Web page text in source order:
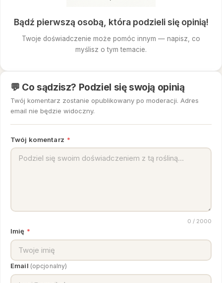
Bądź pierwszą osobą, która podzieli się opinią!
Twoje doświadczenie może pomóc innym — napisz, co
myślisz o tym temacie.
💬 Co sądzisz? Podziel się swoją opinią
Twój komentarz zostanie opublikowany po moderacji. Adres
email nie będzie widoczny.
Twój komentarz *
0 / 2000
Imię *
Email (opcjonalny)